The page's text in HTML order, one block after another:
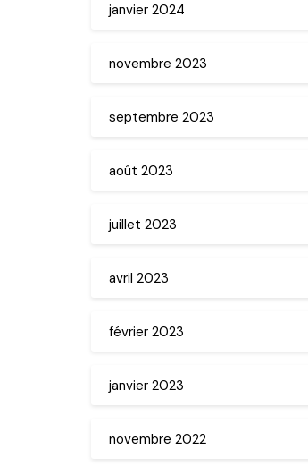
janvier 2024
novembre 2023
septembre 2023
août 2023
juillet 2023
avril 2023
février 2023
janvier 2023
novembre 2022